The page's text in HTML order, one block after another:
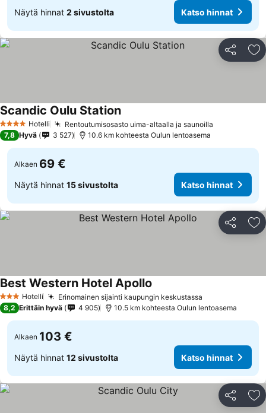
Näytä hinnat 2 sivustolta Katso hinnat
Jaa
4 Tähtiluokitus
Hotelli Rentoutumisosasto uima-altaalla ja saunoilla
Scandic Oulu Station
7,8 Hyvä 3 527 10.6 km kohteesta Oulun lentoasema
Alkaen 69 €
Näytä hinnat 15 sivustolta Katso hinnat
Jaa
3 Tähtiluokitus
Hotelli Erinomainen sijainti kaupungin keskustassa
Best Western Hotel Apollo
8,2 Erittäin hyvä 4 905 10.5 km kohteesta Oulun lentoasema
Alkaen 103 €
Näytä hinnat 12 sivustolta Katso hinnat
Jaa